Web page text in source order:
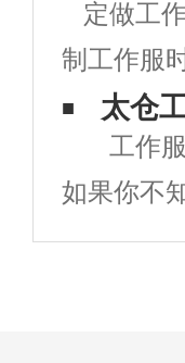
的。 街
了，假如
群中脱颖
款式，来
定做工
制工作服
作服定做
系到企业
着心情有
众的工作
太仓
工作
如果你不
服的清洗